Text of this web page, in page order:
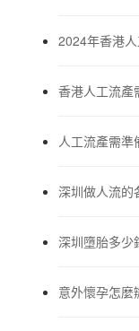
2024年香港
香港人工流產
人工流產需
深圳做人流的
深圳墮胎多少
意外懷孕怎麼